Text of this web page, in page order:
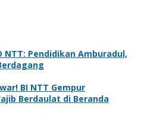
NTT: Pendidikan Amburadul,
BI NTT Gempur
Berdaulat di Beranda